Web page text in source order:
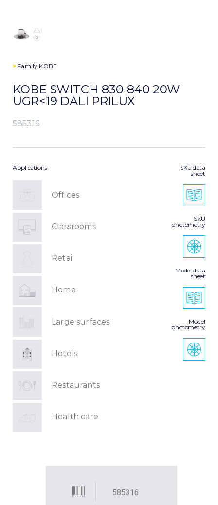
> Family KOBE
KOBE SWITCH 830-840 20W
UGR<19 DALI PRILUX
585316
Applications
Offices
Classrooms
Retail
Home
Large surfaces
Hotels
Restaurants
Health care
SKU data
sheet
SKU
photometry
Model data
sheet
Model
photometry
585316